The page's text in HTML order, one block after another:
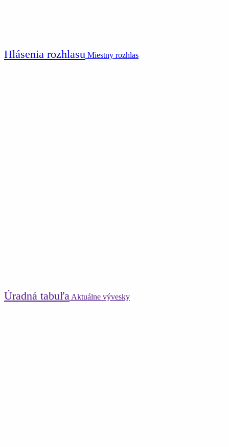
Hlásenia rozhlasu Miestny rozhlas
Úradná tabuľa Aktuálne vývesky